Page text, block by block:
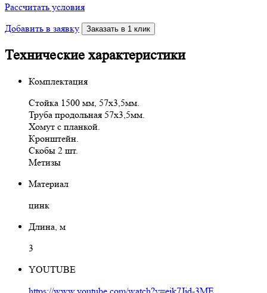
Рассчитать условия
Добавить в заявку
Заказать в 1 клик
Технические характеристики
Комплектация
Стойка 1500 мм, 57х3,5мм.
Труба продольная 57х3,5мм.
Хомут с планкой.
Кронштейн.
Скобы 2 шт.
Метизы
Материал
цинк
Длина, м
3
YOUTUBE